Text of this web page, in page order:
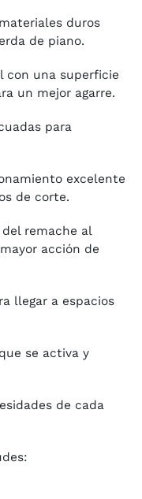
duros
de piano.
con una superficie
un mejor agarre.
para
excelente
de corte.
remache al
acción de
llegar a espacios
se activa y
de cada